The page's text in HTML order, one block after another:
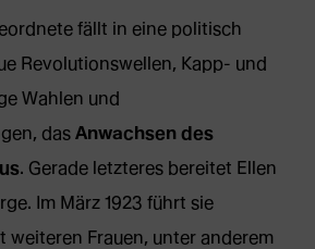
fällt in eine politisch
Revolutionswellen, Kapp- und
Wahlen und
das Anwachsen des
. Gerade letzteres bereitet Ellen
Im März 1923 führt sie
weiteren Frauen, unter anderem